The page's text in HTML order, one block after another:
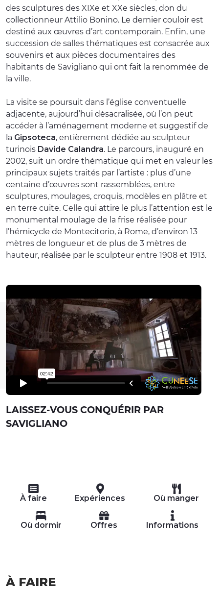
des sculptures des XIXe et XXe siècles, don du
collectionneur Attilio Bonino. Le dernier couloir est
destiné aux œuvres d’art contemporain. Enfin, une
succession de salles thématiques est consacrée aux
souvenirs et aux pièces documentaires des
habitants de Savigliano qui ont fait la renommée de
la ville.
La visite se poursuit dans l’église conventuelle
adjacente, aujourd’hui désacralisée, où l’on peut
accéder à l’aménagement moderne et suggestif de
la Gipsoteca, entièrement dédiée au sculpteur
turinois Davide Calandra. Le parcours, inauguré en
2002, suit un ordre thématique qui met en valeur les
principaux sujets traités par l’artiste : plus d’une
centaine d’œuvres sont rassemblées, entre
sculptures, moulages, croquis, modèles en plâtre et
en terre cuite. Celle qui attire le plus l’attention est le
monumental moulage de la frise réalisée pour
l’hémicycle de Montecitorio, à Rome, d’environ 13
mètres de longueur et de plus de 3 mètres de
hauteur, réalisée par le sculpteur entre 1908 et 1913.
LAISSEZ-VOUS CONQUÉRIR PAR
SAVIGLIANO
À faire Expériences Où manger
Où dormir Offres Informations
À FAIRE